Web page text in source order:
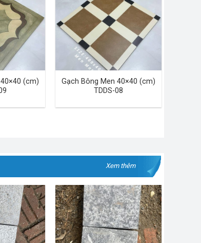
(cm)
Gạch Bông Men 40×40 (cm)
TDDS-08
Xem thêm